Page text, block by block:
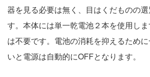
器を見る必要は無く、目はくだものの
す。本体には単一乾電池２本を使用し
は不要です。電池の消耗を抑えるため
いと電源は自動的にOFFとなります。